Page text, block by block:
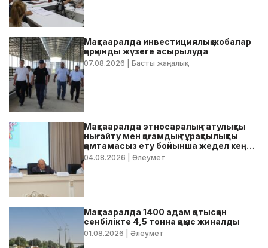
Мақтааралда инвестициялық жобалар
қарқынды жүзеге асырылуда
07.08.2026 | Басты жаңалық
Мақтааралда этносаралық татулықты
нығайту мен қоғамдық тұрақтылықты
қамтамасыз ету бойынша жедел кеңес
өтті
04.08.2026 | Әлеумет
Мақтааралда 1400 адам қатысқан
сенбілікте 4,5 тонна қоқыс жиналды
01.08.2026 | Әлеумет